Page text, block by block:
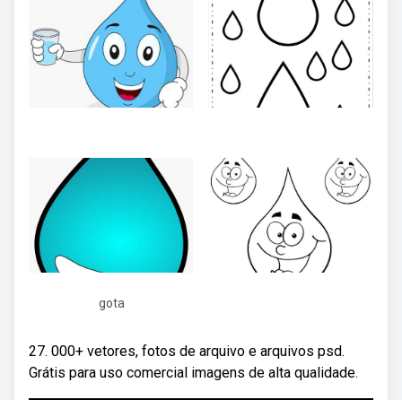
gota
27. 000+ vetores, fotos de arquivo e arquivos psd.
Grátis para uso comercial imagens de alta qualidade.